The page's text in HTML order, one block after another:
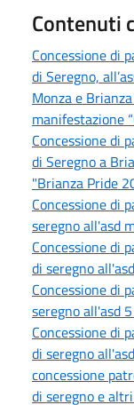
Contenuti
Concessione di
di Seregno,
Monza e
manifestazione
Concessione di
di Seregno a
"Brianza Pride
Concessione di
seregno all'asd
Concessione di
di seregno
Concessione di
seregno all'asd
Concessione di
di seregno
concessione
di seregno e